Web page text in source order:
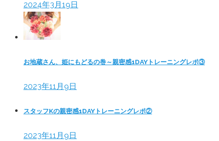
2024年3月19日
お地蔵さん、姫にもどるの巻～親密感1DAYトレーニングレポ③
2023年11月9日
スタッフKの親密感1DAYトレーニングレポ②
2023年11月9日